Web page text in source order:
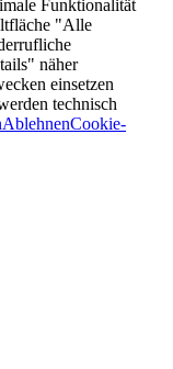
Funktionalität
"Alle
näher
einsetzen
technisch
AblehnenCookie-